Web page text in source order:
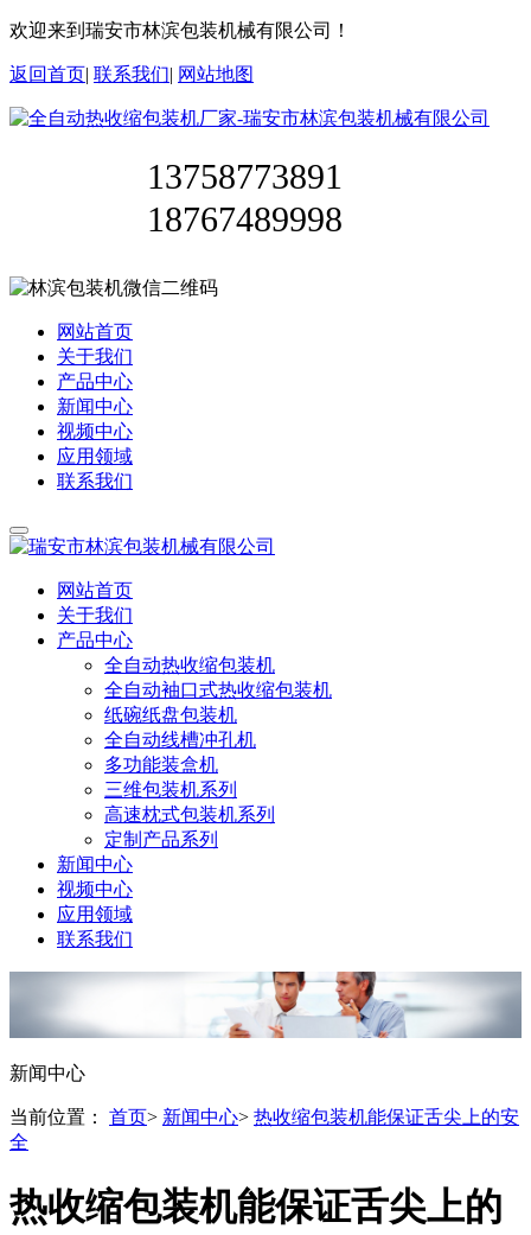
欢迎来到瑞安市林滨包装机械有限公司！
返回首页| 联系我们| 网站地图
13758773891
18767489998
网站首页
关于我们
产品中心
新闻中心
视频中心
应用领域
联系我们
网站首页
关于我们
产品中心
全自动热收缩包装机
全自动袖口式热收缩包装机
纸碗纸盘包装机
全自动线槽冲孔机
多功能装盒机
三维包装机系列
高速枕式包装机系列
定制产品系列
新闻中心
视频中心
应用领域
联系我们
新闻中心
当前位置： 首页> 新闻中心> 热收缩包装机能保证舌尖上的安
全
热收缩包装机能保证舌尖上的